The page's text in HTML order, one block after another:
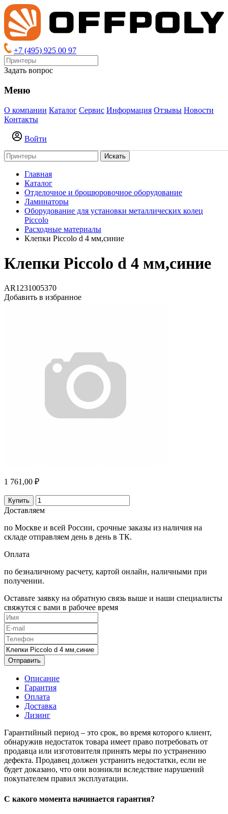
+7 (495) 925 00 97
Задать вопрос
Меню
О компании Каталог Сервис Информация Отзывы Новости
Контакты
Войти
Искать
Главная
Каталог
Отделочное и брошюровочное оборудование
Ламинаторы
Оборудование для установки металлических колец
Piccolo
Расходные материалы
Клепки Piccolo d 4 мм,синие
Клепки Piccolo d 4 мм,синие
AR1231005370
Добавить в избранное
1 761,00 ₽
Купить
Доставляем
по Москве и всей России, срочные заказы из наличия на
складе отправляем день в день в ТК.
Оплата
по безналичному расчету, картой онлайн, наличными при
получении.
Оставьте заявку на обратную связь выше и наши специалисты
свяжутся с вами в рабочее время
Отправить
Описание
Гарантия
Оплата
Доставка
Лизинг
Гарантийный период – это срок, во время которого клиент,
обнаружив недостаток товара имеет право потребовать от
продавца или изготовителя принять меры по устранению
дефекта. Продавец должен устранить недостатки, если не
будет доказано, что они возникли вследствие нарушений
покупателем правил эксплуатации.
С какого момента начинается гарантия?